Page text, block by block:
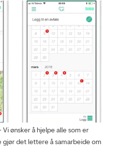
Vi ønsker å hjelpe alle som er
gjør det lettere å samarbeide om